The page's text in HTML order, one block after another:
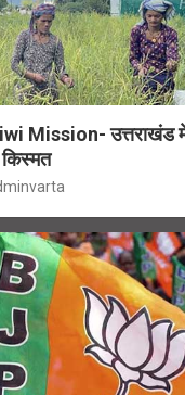
Mission- उत्तराखंड में